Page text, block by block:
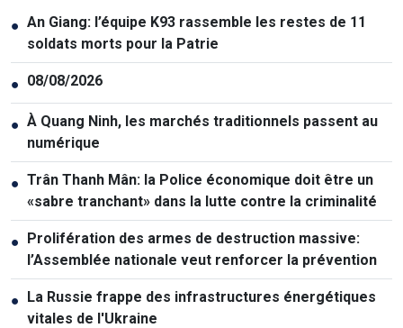
● An Giang: l’équipe K93 rassemble les restes de 11
soldats morts pour la Patrie
● 08/08/2026
● À Quang Ninh, les marchés traditionnels passent au
numérique
● Trân Thanh Mân: la Police économique doit être un
«sabre tranchant» dans la lutte contre la criminalité
● Prolifération des armes de destruction massive:
l’Assemblée nationale veut renforcer la prévention
● La Russie frappe des infrastructures énergétiques
vitales de l'Ukraine